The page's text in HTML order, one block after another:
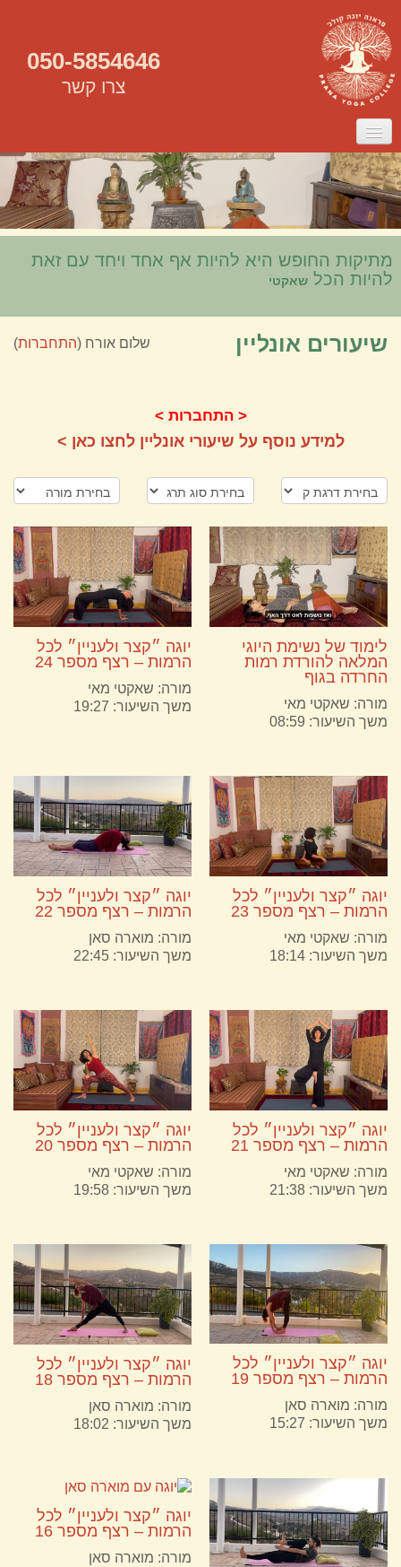
ראשי
אודות
שיעורים
שיעורים אונליין
קורס מורים
סדנאות
050-5854646
צרו קשר
מתיקות החופש היא להיות אף אחד ויחד עם זאת
להיות הכל שאקטי
שלום אורח (התחברות) שיעורים אונליין
< התחברות >
למידע נוסף על שיעורי אונליין לחצו כאן >
לימוד של נשימת היוגי
המלאה להורדת רמות
החרדה בגוף
מורה: שאקטי מאי
משך השיעור: 08:59
יוגה ״קצר ולעניין״ לכל
הרמות – רצף מספר 24
מורה: שאקטי מאי
משך השיעור: 19:27
יוגה ״קצר ולעניין״ לכל
הרמות – רצף מספר 23
מורה: שאקטי מאי
משך השיעור: 18:14
יוגה ״קצר ולעניין״ לכל
הרמות – רצף מספר 22
מורה: מוארה סאן
משך השיעור: 22:45
יוגה ״קצר ולעניין״ לכל
הרמות – רצף מספר 21
מורה: שאקטי מאי
משך השיעור: 21:38
יוגה ״קצר ולעניין״ לכל
הרמות – רצף מספר 20
מורה: שאקטי מאי
משך השיעור: 19:58
יוגה ״קצר ולעניין״ לכל
הרמות – רצף מספר 19
מורה: מוארה סאן
משך השיעור: 15:27
יוגה ״קצר ולעניין״ לכל
הרמות – רצף מספר 18
מורה: מוארה סאן
משך השיעור: 18:02
יוגה ״קצר ולעניין״ לכל
הרמות – רצף מספר 16
מורה: מוארה סאן